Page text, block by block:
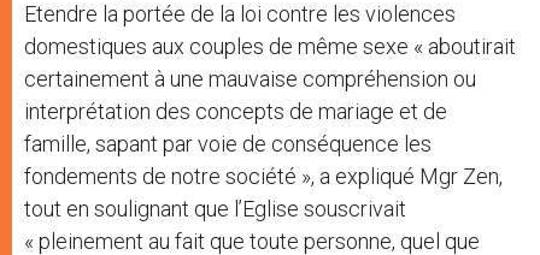
Etendre la portée de la loi contre les violences
domestiques aux couples de même sexe « aboutirait
certainement à une mauvaise compréhension ou
interprétation des concepts de mariage et de
famille, sapant par voie de conséquence les
fondements de notre société », a expliqué Mgr Zen,
tout en soulignant que l’Eglise souscrivait
« pleinement au fait que toute personne, quel que